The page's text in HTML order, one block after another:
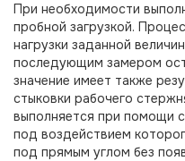
При необходимости
пробной загрузкой.
нагрузки заданной
последующим замером
значение имеет также
стыковки рабочего
выполняется при помощи
под воздействием
под прямым углом без